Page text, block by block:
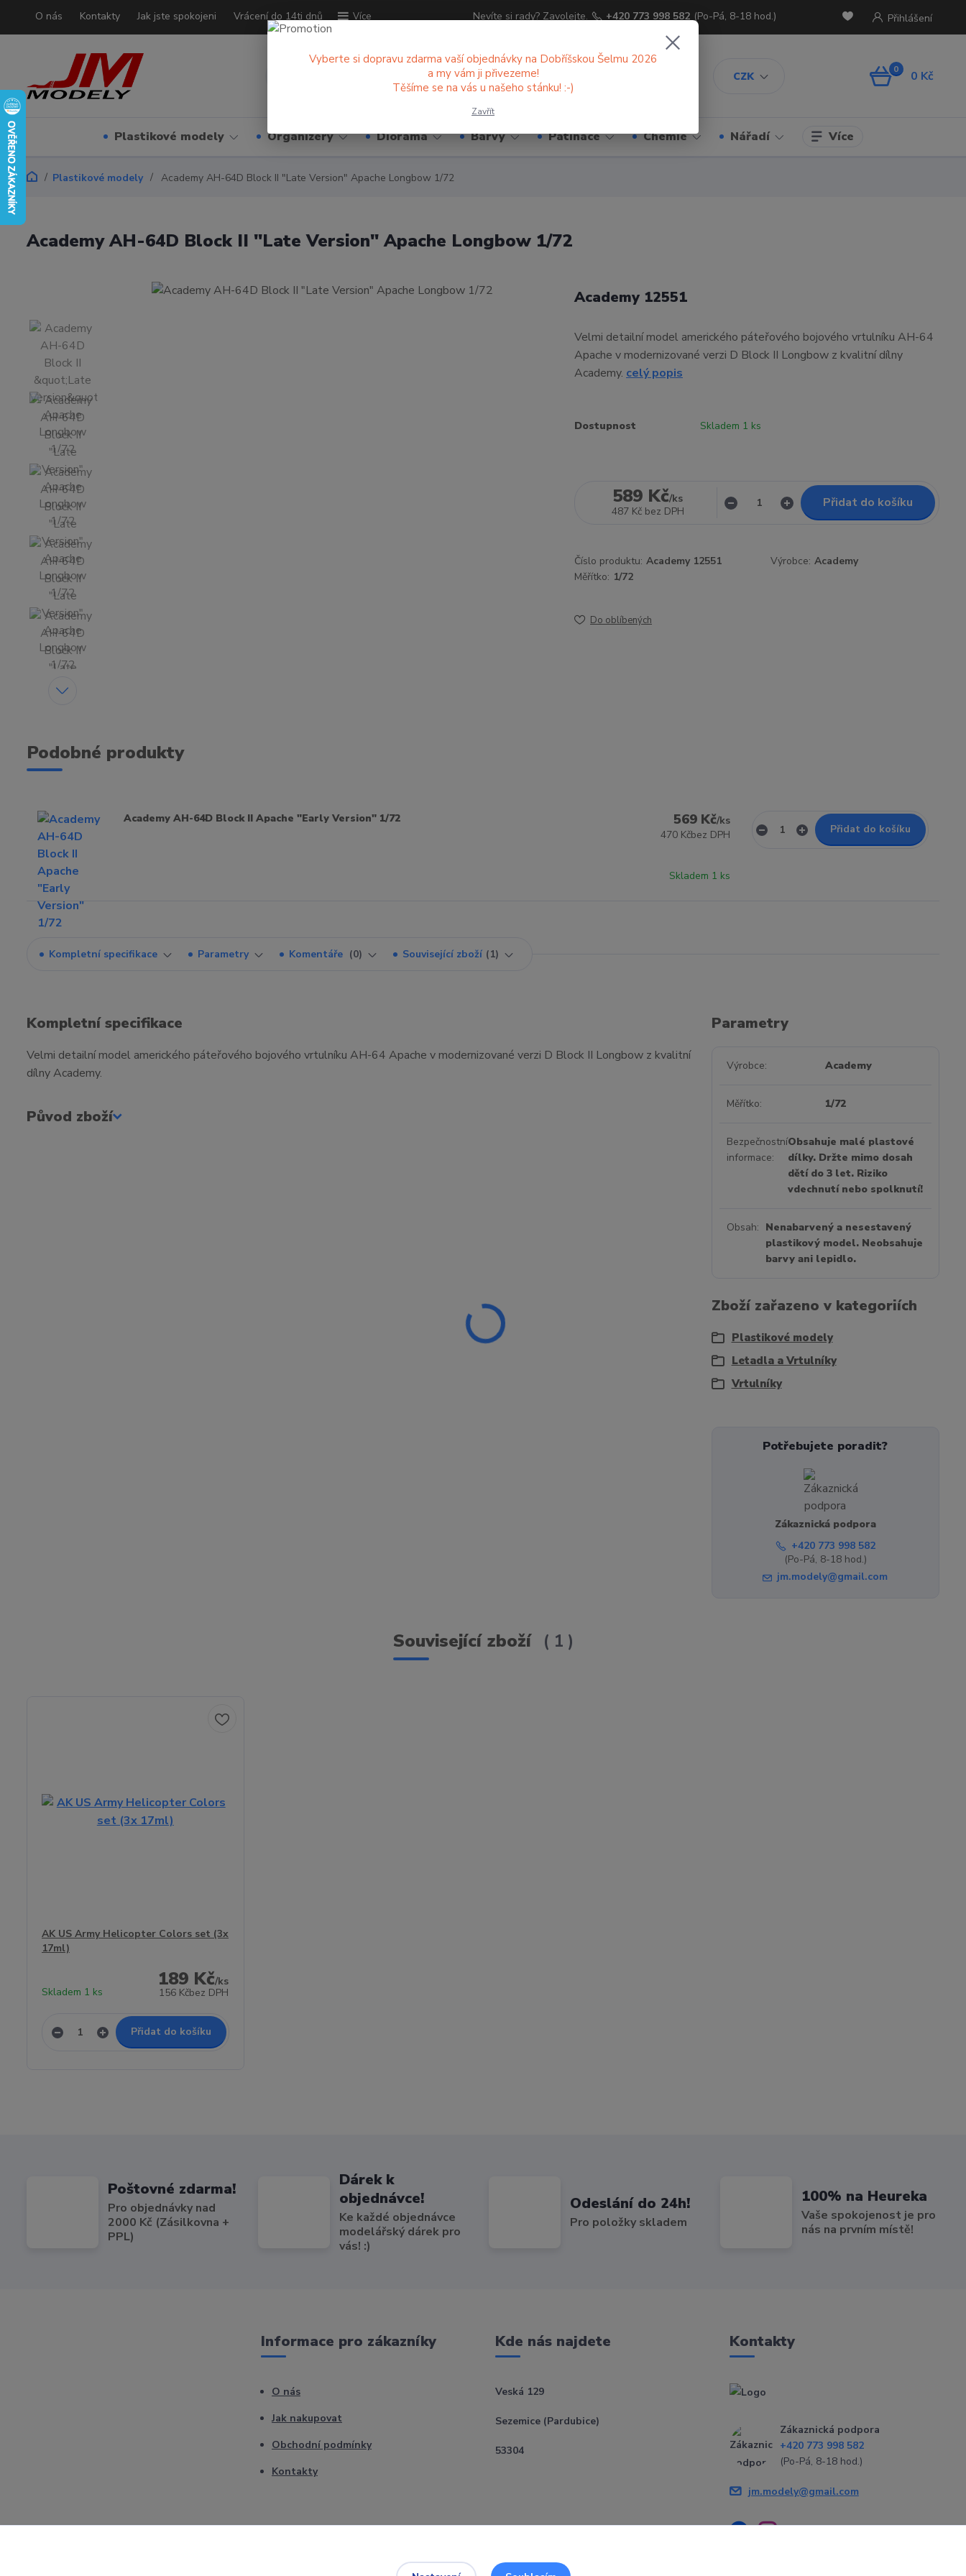
O nás Kontakty Jak jste spokojeni Vrácení do 14ti dnů Více
CZK
Přihlášení
Nevíte si rady? Zavolejte. +420 773 998 582 (Po-Pá, 8-18 hod.)
0 0 Kč
Plastikové modely Organizéry Diorama Barvy Patinace Chemie Nářadí Více
Plastikové modely Academy AH-64D Block II "Late Version" Apache Longbow 1/72
Academy AH-64D Block II "Late Version" Apache Longbow 1/72
Academy 12551
Velmi detailní model amerického páteřového bojového vrtulníku AH-64
Apache v modernizované verzi D Block II Longbow z kvalitní dílny
Academy. celý popis
Dostupnost Skladem 1 ks
589 Kč/ks
487 Kč bez DPH
Přidat do košíku
Číslo produktu: Academy 12551 Výrobce: Academy
Měřítko: 1/72
Do oblíbených
Podobné produkty
Academy AH-64D Block II Apache "Early Version" 1/72 569 Kč/ks
470 Kčbez DPH
Skladem 1 ks
Přidat do košíku
Kompletní specifikace Parametry Komentáře 0 Související zboží 1
Kompletní specifikace
Velmi detailní model amerického páteřového bojového vrtulníku AH-64 Apache v modernizované verzi D Block II Longbow z kvalitní
dílny Academy.
Původ zboží
Parametry
Výrobce Academy
Měřítko 1/72
Bezpečnostní
informace
Obsahuje malé plastové
dílky. Držte mimo dosah
dětí do 3 let. Riziko
vdechnutí nebo spolknutí!
Obsah
Nenabarvený a nesestavený
plastikový model. Neobsahuje
barvy ani lepidlo.
Zboží zařazeno v kategoriích
Plastikové modely
Letadla a Vrtulníky
Vrtulníky
Potřebujete poradit?
Zákaznická podpora
+420 773 998 582
(Po-Pá, 8-18 hod.)
jm.modely@gmail.com
Související zboží 1
AK US Army Helicopter Colors set (3x
17ml)
189 Kč/ks
156 Kčbez DPH
Skladem 1 ks
Přidat do košíku
Poštovné zdarma!
Pro objednávky nad
2000 Kč (Zásilkovna +
PPL)
Dárek k
objednávce!
Ke každé objednávce
modelářský dárek pro
vás! :)
Odeslání do 24h!
Pro položky skladem
100% na Heureka
Vaše spokojenost je pro
nás na prvním místě!
Informace pro zákazníky
O nás
Jak nakupovat
Obchodní podmínky
Kontakty
Kde nás najdete
Veská 129
Sezemice (Pardubice)
53304
Kontakty
Zákaznická podpora
+420 773 998 582
(Po-Pá, 8-18 hod.)
jm.modely@gmail.com
Vyberte si dopravu zdarma vaší objednávky na Dobříšskou Šelmu 2026
a my vám ji přivezeme!
Těšíme se na vás u našeho stánku! :-)
Zavřít